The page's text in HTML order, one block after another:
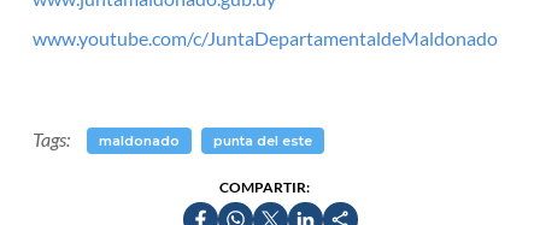
www.youtube.com/c/JuntaDepartamentaldeMaldonado
Tags: maldonado punta del este
COMPARTIR: